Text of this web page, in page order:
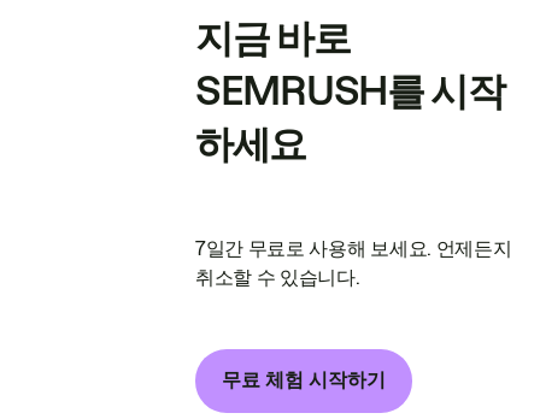
지금 바로
SEMRUSH를 시작
하세요
7일간 무료로 사용해 보세요. 언제든지
취소할 수 있습니다.
무료 체험 시작하기